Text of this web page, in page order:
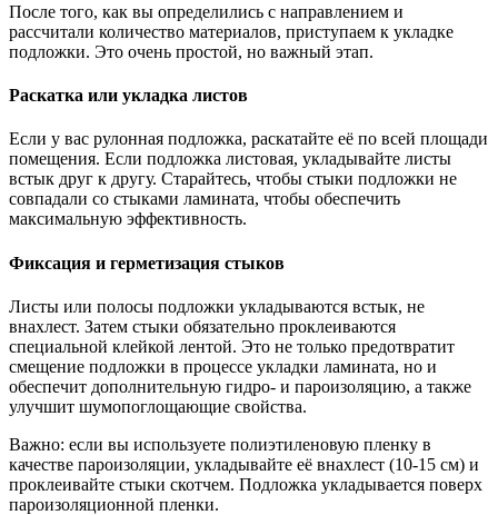
После того, как вы определились с направлением и
рассчитали количество материалов, приступаем к укладке
подложки. Это очень простой, но важный этап.
Раскатка или укладка листов
Если у вас рулонная подложка, раскатайте её по всей площади
помещения. Если подложка листовая, укладывайте листы
встык друг к другу. Старайтесь, чтобы стыки подложки не
совпадали со стыками ламината, чтобы обеспечить
максимальную эффективность.
Фиксация и герметизация стыков
Листы или полосы подложки укладываются встык, не
внахлест. Затем стыки обязательно проклеиваются
специальной клейкой лентой. Это не только предотвратит
смещение подложки в процессе укладки ламината, но и
обеспечит дополнительную гидро- и пароизоляцию, а также
улучшит шумопоглощающие свойства.
Важно: если вы используете полиэтиленовую пленку в
качестве пароизоляции, укладывайте её внахлест (10-15 см) и
проклеивайте стыки скотчем. Подложка укладывается поверх
пароизоляционной пленки.